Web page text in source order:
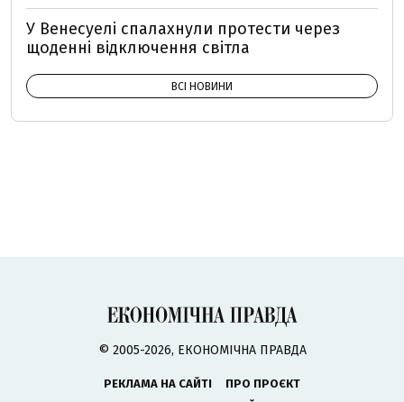
У Венесуелі спалахнули протести через
щоденні відключення світла
ВСІ НОВИНИ
© 2005-2026, ЕКОНОМІЧНА ПРАВДА
РЕКЛАМА НА САЙТІ
ПРО ПРОЄКТ